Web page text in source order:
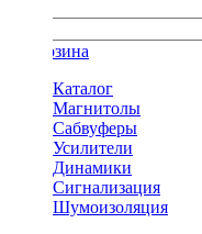
Каталог
Магнитолы
Сабвуферы
Усилители
Динамики
Сигнализация
Шумоизоляция